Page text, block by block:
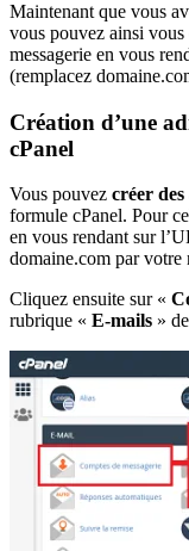
Maintenant que vous
vous pouvez ainsi
messagerie en vous
(remplacez
Création d’une
cPanel
Vous pouvez créer des
formule cPanel. Pour
en vous rendant sur
domaine.com par votre
Cliquez ensuite sur «
rubrique « E-mails »